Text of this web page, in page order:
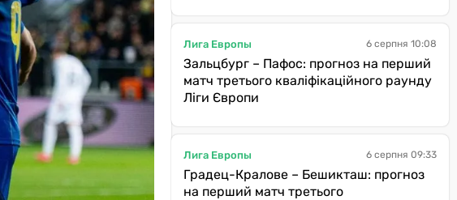
Лига Европы 6 серпня 10:08
Зальцбург – Пафос: прогноз на перший
матч третього кваліфікаційного раунду
Ліги Європи
Лига Европы 6 серпня 09:33
Градец-Кралове – Бешикташ: прогноз
на перший матч третього